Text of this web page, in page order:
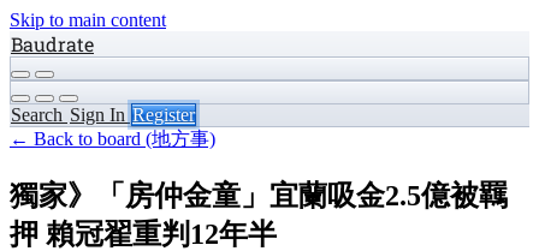
Skip to main content
Baudrate
Search Sign In Register
← Back to board (地方事)
獨家》「房仲金童」宜蘭吸金2.5億被羈
押 賴冠翟重判12年半